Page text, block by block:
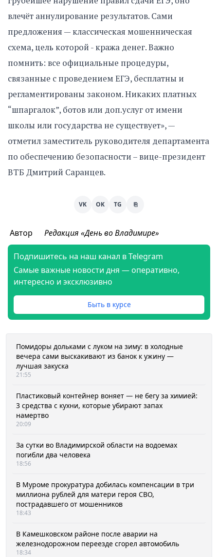
влечёт аннулирование результатов. Сами
предложения — классическая мошенническая
схема, цель которой - кража денег. Важно
помнить: все официальные процедуры,
связанные с проведением ЕГЭ, бесплатны и
регламентированы законом. Никаких платных
“шпаргалок”, ботов или доп.услуг от имени
школы или государства не существует», —
отметил заместитель руководителя департамента
по обеспечению безопасности – вице-президент
ВТБ Дмитрий Саранцев.
VK OK TG ⎘
Автор Редакция «День во Владимире»
Подпишитесь на наш канал в Telegram
Самые важные новости дня — оперативно,
интересно и эксклюзивно
Быть в курсе
Помидоры дольками с луком на зиму: в холодные
вечера сами выскакивают из банок к ужину —
лучшая закуска
21:55
Пластиковый контейнер воняет — не бегу за химией:
3 средства с кухни, которые убирают запах
намертво
20:09
За сутки во Владимирской области на водоемах
погибли два человека
18:56
В Муроме прокуратура добилась компенсации в три
миллиона рублей для матери героя СВО,
пострадавшего от мошенников
18:43
В Камешковском районе после аварии на
железнодорожном переезде сгорел автомобиль
18:34